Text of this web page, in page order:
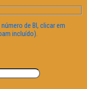
de BI, clicar em
incluído).